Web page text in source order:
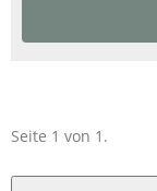
Seite 1 von 1.